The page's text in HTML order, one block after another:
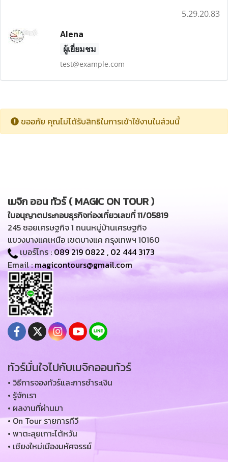
5.29.20.83
Alena
ผู้เยี่ยมชม
test@example.com
ขออภัย คุณไม่ได้รับสิทธิในการเข้าใช้งานในส่วนนี้
เมจิก ออน ทัวร์ ( MAGIC ON TOUR )
ใบอนุญาตประกอบธุรกิจท่องเที่ยวเลขที่ 11/05819
245 ซอยเศรษฐกิจ 1 ถนนหมู่บ้านเศรษฐกิจ
แขวงบางแคเหนือ เขตบางแค กรุงเทพฯ 10160
เบอร์โทร :089 219 0822 , 02 444 3173
Email :magicontours@gmail.com
ทัวร์มั่นใจไปกับเมจิกออนทัวร์
• วิธีการจองทัวร์และการชำระเงิน
• รู้จักเรา
• ผลงานที่ผ่านมา
• On Tour รายการทีวี
• พาตะลุยเกาะไต้หวัน
• เชียงใหม่เมืองมหัศจรรย์